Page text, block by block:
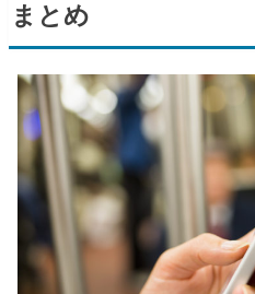
まとめ